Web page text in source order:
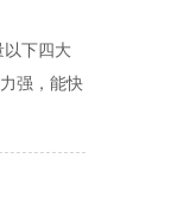
下四大
强，能快